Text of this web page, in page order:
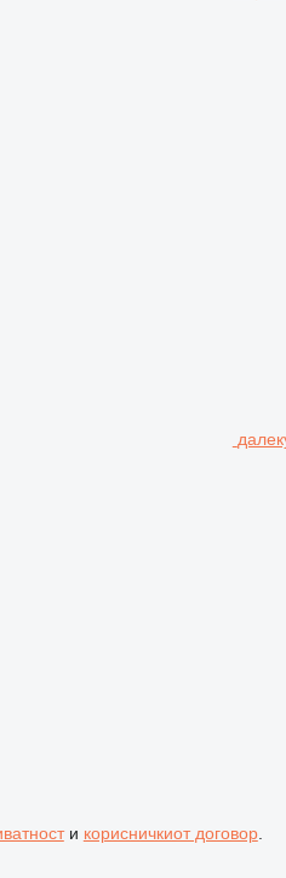
и корисничкиот договор.